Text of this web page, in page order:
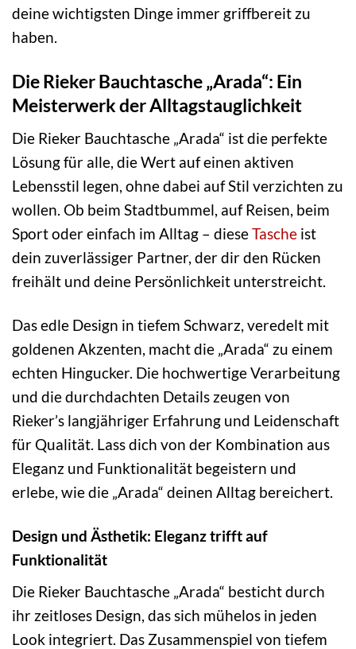
deine wichtigsten Dinge immer griffbereit zu
haben.
Die Rieker Bauchtasche „Arada“: Ein
Meisterwerk der Alltagstauglichkeit
Die Rieker Bauchtasche „Arada“ ist die perfekte
Lösung für alle, die Wert auf einen aktiven
Lebensstil legen, ohne dabei auf Stil verzichten zu
wollen. Ob beim Stadtbummel, auf Reisen, beim
Sport oder einfach im Alltag – dieseTasche ist
dein zuverlässiger Partner, der dir den Rücken
freihält und deine Persönlichkeit unterstreicht.
Das edle Design in tiefem Schwarz, veredelt mit
goldenen Akzenten, macht die „Arada“ zu einem
echten Hingucker. Die hochwertige Verarbeitung
und die durchdachten Details zeugen von
Rieker’s langjähriger Erfahrung und Leidenschaft
für Qualität. Lass dich von der Kombination aus
Eleganz und Funktionalität begeistern und
erlebe, wie die „Arada“ deinen Alltag bereichert.
Design und Ästhetik: Eleganz trifft auf
Funktionalität
Die Rieker Bauchtasche „Arada“ besticht durch
ihr zeitloses Design, das sich mühelos in jeden
Look integriert. Das Zusammenspiel von tiefem